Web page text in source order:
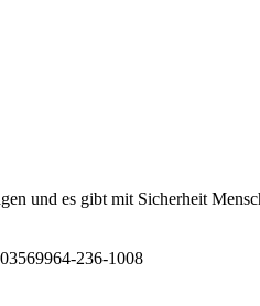
und es gibt mit Sicherheit
236-1008